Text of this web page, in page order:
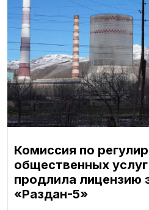
Комиссия по
общественных
продлила лицензию
«Раздан-5»